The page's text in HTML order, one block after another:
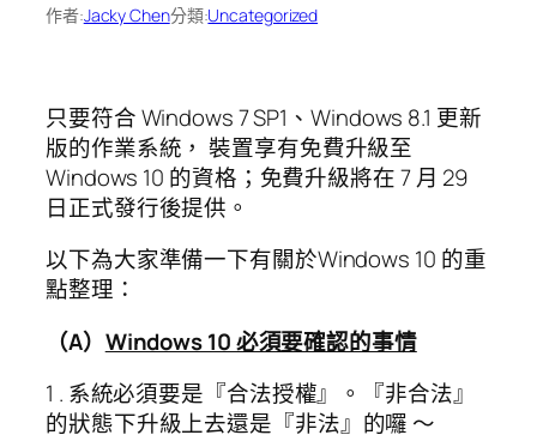
作者:Jacky Chen分類:Uncategorized
只要符合 Windows 7 SP1、Windows 8.1 更新
版的作業系統， 裝置享有免費升級至
Windows 10 的資格；免費升級將在 7 月 29
日正式發行後提供。
以下為大家準備一下有關於Windows 10 的重
點整理：
（A） Windows 10 必須要確認的事情
1 . 系統必須要是『合法授權』。『非合法』
的狀態下升級上去還是『非法』的囉 ～